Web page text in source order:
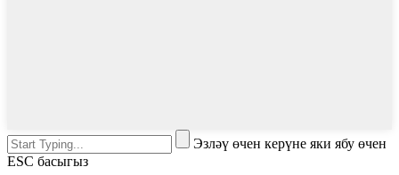
Эзләү өчен керүне яки ябу өчен
ESC басыгыз